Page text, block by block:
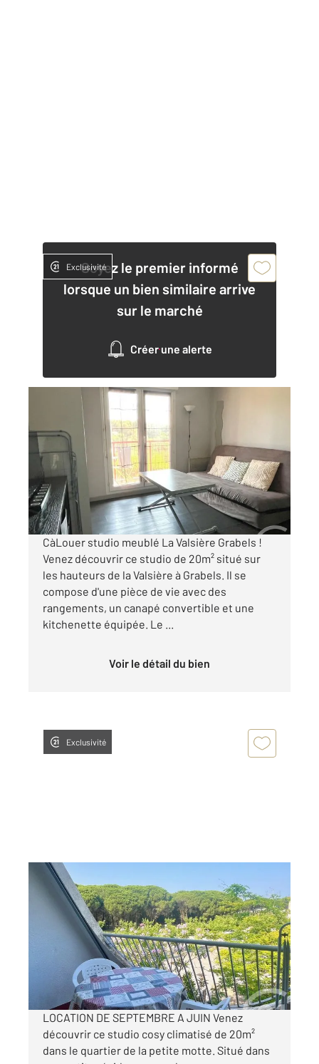
Soyez le premier informé
lorsque un bien similaire arrive
sur le marché
Créer une alerte
Exclusivité
GRABELS 34
, 1 pièce
Ref : 51983
Appartement F1 à louer
420 €
par mois charges comprises
CàLouer studio meublé La Valsière Grabels !
Venez découvrir ce studio de 20m² situé sur
les hauteurs de la Valsière à Grabels. Il se
compose d'une pièce de vie avec des
rangements, un canapé convertible et une
kitchenette équipée. Le ...
Voir le détail du bien
Exclusivité
LA GRANDE MOTTE 34
19,97 m2, 1 pièce
Ref : 51991
Appartement F1 à louer
400 €
par mois charges comprises
LOCATION DE SEPTEMBRE A JUIN Venez
découvrir ce studio cosy climatisé de 20m²
dans le quartier de la petite motte. Situé dans